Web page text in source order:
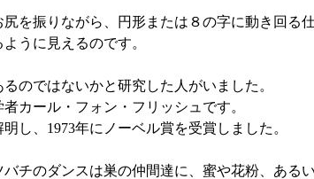
尻を振りながら、円形または８の字に動き回る
うに見えるのです。
のではないかと研究した人がいました。
カール・フォン・フリッシュです。
し、1973年にノーベル賞を受賞しました。
チのダンスは巣の仲間達に、蜜や花粉、ある